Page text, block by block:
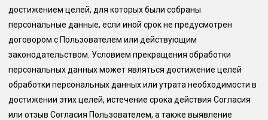
достижением целей, для которых были собраны
персональные данные, если иной срок не предусмотрен
договором с Пользователем или действующим
законодательством. Условием прекращения обработки
персональных данных может являться достижение целей
обработки персональных данных или утрата необходимости в
достижении этих целей, истечение срока действия Согласия
или отзыв Согласия Пользователем, а также выявление